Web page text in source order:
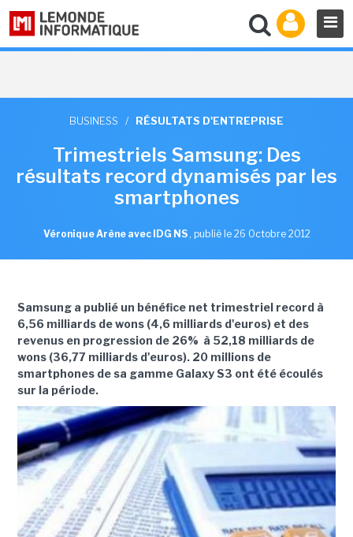
BUSINESS / RÉSULTATS D'ENTREPRISE
Trimestriels Samsung: Des
résultats record dynamisés par les
smartphones
Véronique Arène avec IDG NS , publié le 26 Octobre 2012
Samsung a publié un bénéfice net trimestriel record à
6,56 milliards de wons (4,6 milliards d'euros) et des
revenus en progression de 26% à 52,18 milliards de
wons (36,77 milliards d'euros). 20 millions de
smartphones de sa gamme Galaxy S3 ont été écoulés
sur la période.